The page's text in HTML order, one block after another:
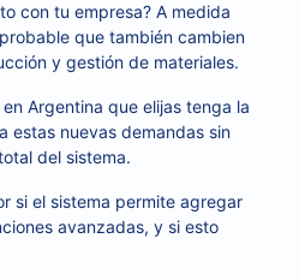
con tu empresa? A medida
que también cambien
y gestión de materiales.
Argentina que elijas tenga la
estas nuevas demandas sin
del sistema.
si el sistema permite agregar
avanzadas, y si esto